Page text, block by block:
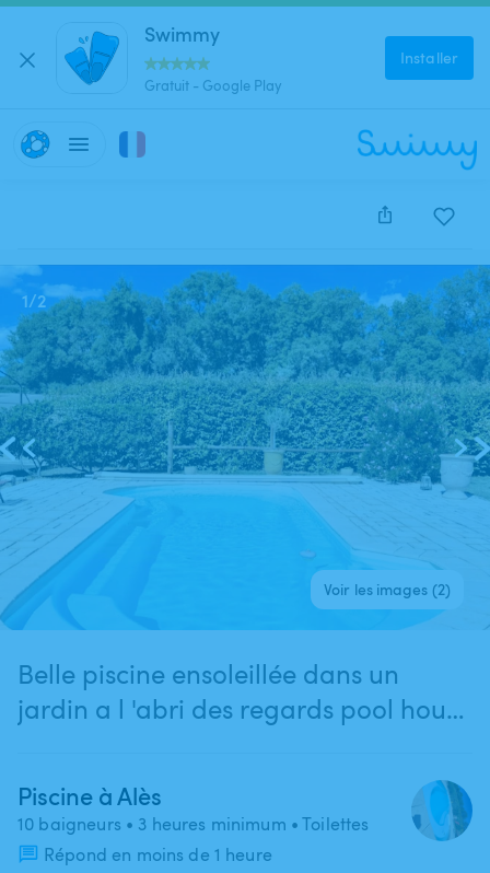
Swimmy
Gratuit - Google Play
Installer
Cette annonce est close et ne peut être réservée.
1/2
Voir les images (2)
Belle piscine ensoleillée dans un
jardin a l 'abri des regards pool house
Piscine à Alès
10 baigneurs • 3 heures minimum • Toilettes
Répond en moins de 1 heure